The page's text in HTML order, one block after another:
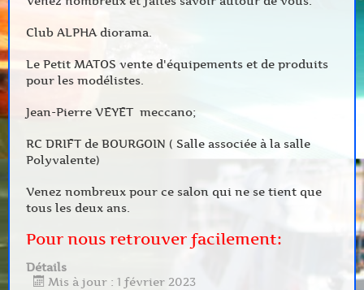
Club ALPHA diorama.
Le Petit MATOS vente d'équipements et de produits
pour les modélistes.
Jean-Pierre VEYET meccano;
RC DRIFT de BOURGOIN ( Salle associée à la salle
Polyvalente)
Venez nombreux pour ce salon qui ne se tient que
tous les deux ans.
Pour nous retrouver facilement:
Détails
Mis à jour : 1 février 2023